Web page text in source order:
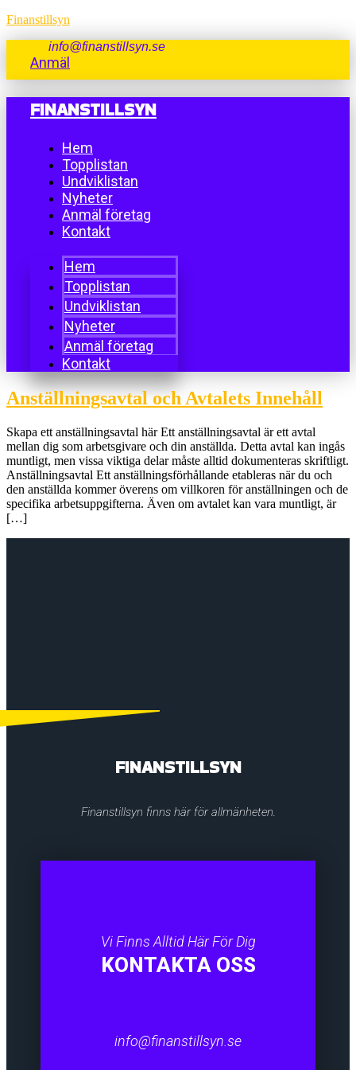
Finanstillsyn
info@finanstillsyn.se
Anmäl
FINANSTILLSYN
Hem
Topplistan
Undviklistan
Nyheter
Anmäl företag
Kontakt
Hem
Topplistan
Undviklistan
Nyheter
Anmäl företag
Kontakt
Anställningsavtal och Avtalets Innehåll
Skapa ett anställningsavtal här Ett anställningsavtal är ett avtal
mellan dig som arbetsgivare och din anställda. Detta avtal kan ingås
muntligt, men vissa viktiga delar måste alltid dokumenteras skriftligt.
Anställningsavtal Ett anställningsförhållande etableras när du och
den anställda kommer överens om villkoren för anställningen och de
specifika arbetsuppgifterna. Även om avtalet kan vara muntligt, är
[…]
FINANSTILLSYN
Finanstillsyn finns här för allmänheten.
Vi Finns Alltid Här För Dig
KONTAKTA OSS
info@finanstillsyn.se